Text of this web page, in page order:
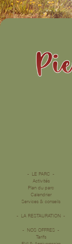
LE PARC
Activités
Plan du parc
Calendrier
Services & conseils
LA RESTAURATION
NOS OFFRES
Tarifs